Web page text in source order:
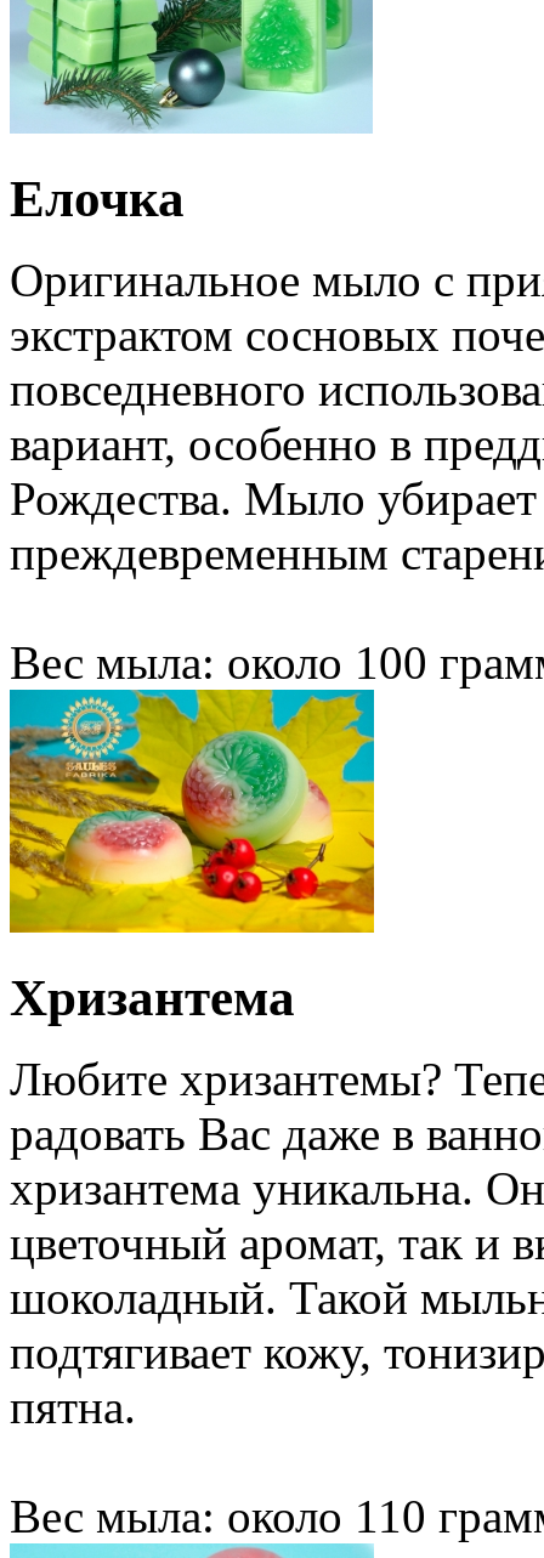
Елочка
Оригинальное мыло с
экстрактом сосновых
повседневного
вариант, особенно в
Рождества. Мыло убирает
преждевременным
Вес мыла: около 100
Хризантема
Любите хризантемы?
радовать Вас даже в
хризантема уникальна.
цветочный аромат, так и
шоколадный. Такой
подтягивает кожу,
пятна.
Вес мыла: около 110